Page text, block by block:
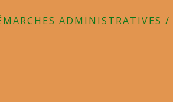
ADMINISTRATIVES /